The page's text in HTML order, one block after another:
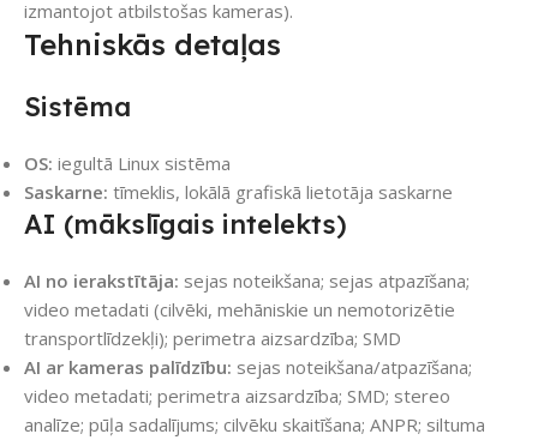
izmantojot atbilstošas kameras).
Tehniskās detaļas
Sistēma
OS: iegultā Linux sistēma
Saskarne: tīmeklis, lokālā grafiskā lietotāja saskarne
AI (mākslīgais intelekts)
AI no ierakstītāja: sejas noteikšana; sejas atpazīšana;
video metadati (cilvēki, mehāniskie un nemotorizētie
transportlīdzekļi); perimetra aizsardzība; SMD
AI ar kameras palīdzību: sejas noteikšana/atpazīšana;
video metadati; perimetra aizsardzība; SMD; stereo
analīze; pūļa sadalījums; cilvēku skaitīšana; ANPR; siltuma